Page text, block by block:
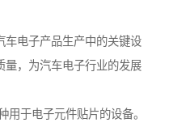
车电子产品生产中的关键设
量，为汽车电子行业的发展
用于电子元件贴片的设备。